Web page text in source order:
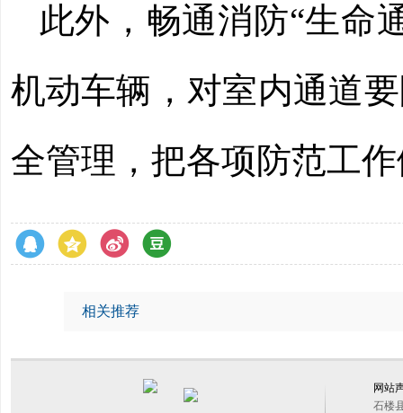
此外，畅通消防“生命
机动车辆，对室内通道
全管理，把各项防范工
相关推荐
网站
石楼